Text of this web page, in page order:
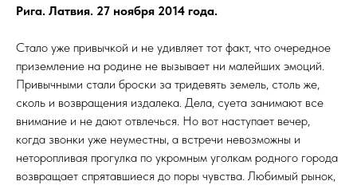
Рига. Латвия. 27 ноября 2014 года.
Стало уже привычкой и не удивляет тот факт, что очередное
приземление на родине не вызывает ни малейших эмоций.
Привычными стали броски за тридевять земель, столь же,
сколь и возвращения издалека. Дела, суета занимают все
внимание и не дают отвлечься. Но вот наступает вечер,
когда звонки уже неуместны, а встречи невозможны и
неторопливая прогулка по укромным уголкам родного города
возвращает спрятавшиеся до поры чувства. Любимый рынок,